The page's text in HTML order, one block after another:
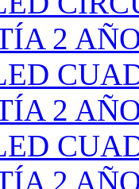
2
2
2